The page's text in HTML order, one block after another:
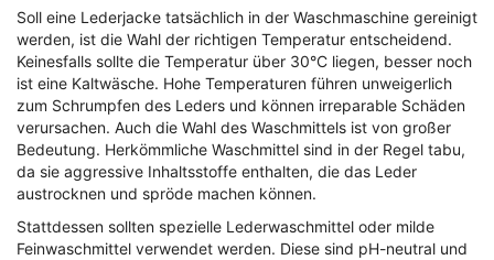
Soll eine Lederjacke tatsächlich in der Waschmaschine gereinigt
werden, ist die Wahl der richtigen Temperatur entscheidend.
Keinesfalls sollte die Temperatur über 30°C liegen, besser noch
ist eine Kaltwäsche. Hohe Temperaturen führen unweigerlich
zum Schrumpfen des Leders und können irreparable Schäden
verursachen. Auch die Wahl des Waschmittels ist von großer
Bedeutung. Herkömmliche Waschmittel sind in der Regel tabu,
da sie aggressive Inhaltsstoffe enthalten, die das Leder
austrocknen und spröde machen können.
Stattdessen sollten spezielle Lederwaschmittel oder milde
Feinwaschmittel verwendet werden. Diese sind pH-neutral und